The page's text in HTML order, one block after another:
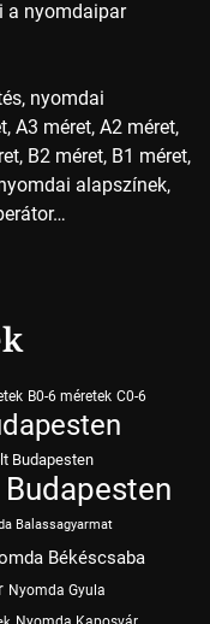
a nyomdaipar
nyomdai
A3 méret, A2 méret,
B2 méret, B1 méret,
alapszínek,
B0-6 méretek C0-6
Budapesten
Balassagyarmat
Békéscsaba
Nyomda Gyula